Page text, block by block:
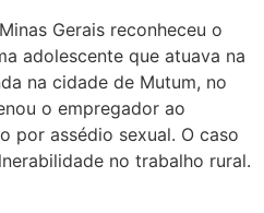
Gerais reconheceu o
adolescente que atuava na
na cidade de Mutum, no
o empregador ao
por assédio sexual. O caso
no trabalho rural.